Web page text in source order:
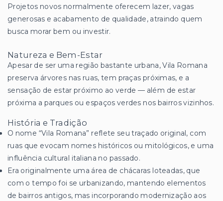
Projetos novos normalmente oferecem lazer, vagas
generosas e acabamento de qualidade, atraindo quem
busca morar bem ou investir.
Natureza e Bem-Estar
Apesar de ser uma região bastante urbana, Vila Romana
preserva árvores nas ruas, tem praças próximas, e a
sensação de estar próximo ao verde — além de estar
próxima a parques ou espaços verdes nos bairros vizinhos.
História e Tradição
O nome “Vila Romana” reflete seu traçado original, com
ruas que evocam nomes históricos ou mitológicos, e uma
influência cultural italiana no passado.
Era originalmente uma área de chácaras loteadas, que
com o tempo foi se urbanizando, mantendo elementos
de bairros antigos, mas incorporando modernização aos